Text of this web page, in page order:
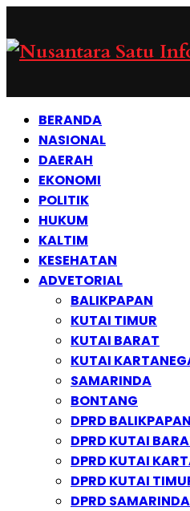
BERANDA
NASIONAL
DAERAH
EKONOMI
POLITIK
HUKUM
KALTIM
KESEHATAN
ADVETORIAL
BALIKPAPAN
KUTAI TIMUR
KUTAI BARAT
KUTAI
SAMARINDA
BONTANG
DPRD BALIKPAPAN
DPRD KUTAI
DPRD KUTAI
DPRD KUTAI
DPRD SAMARINDA